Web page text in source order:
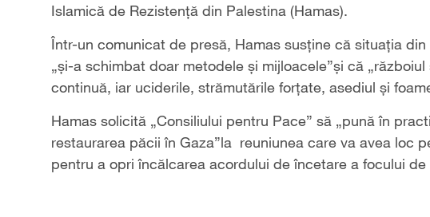
Islamică de Rezistență din Palestina (Hamas).
Într-un comunicat de presă, Hamas susține că situația
„și-a schimbat doar metodele și mijloacele”și că
continuă, iar uciderile, strămutările forțate, asediul și
Hamas solicită „Consiliului pentru Pace” să „pună în
restaurarea păcii în Gaza”la reuniunea care va avea loc
pentru a opri încălcarea acordului de încetare a focului de